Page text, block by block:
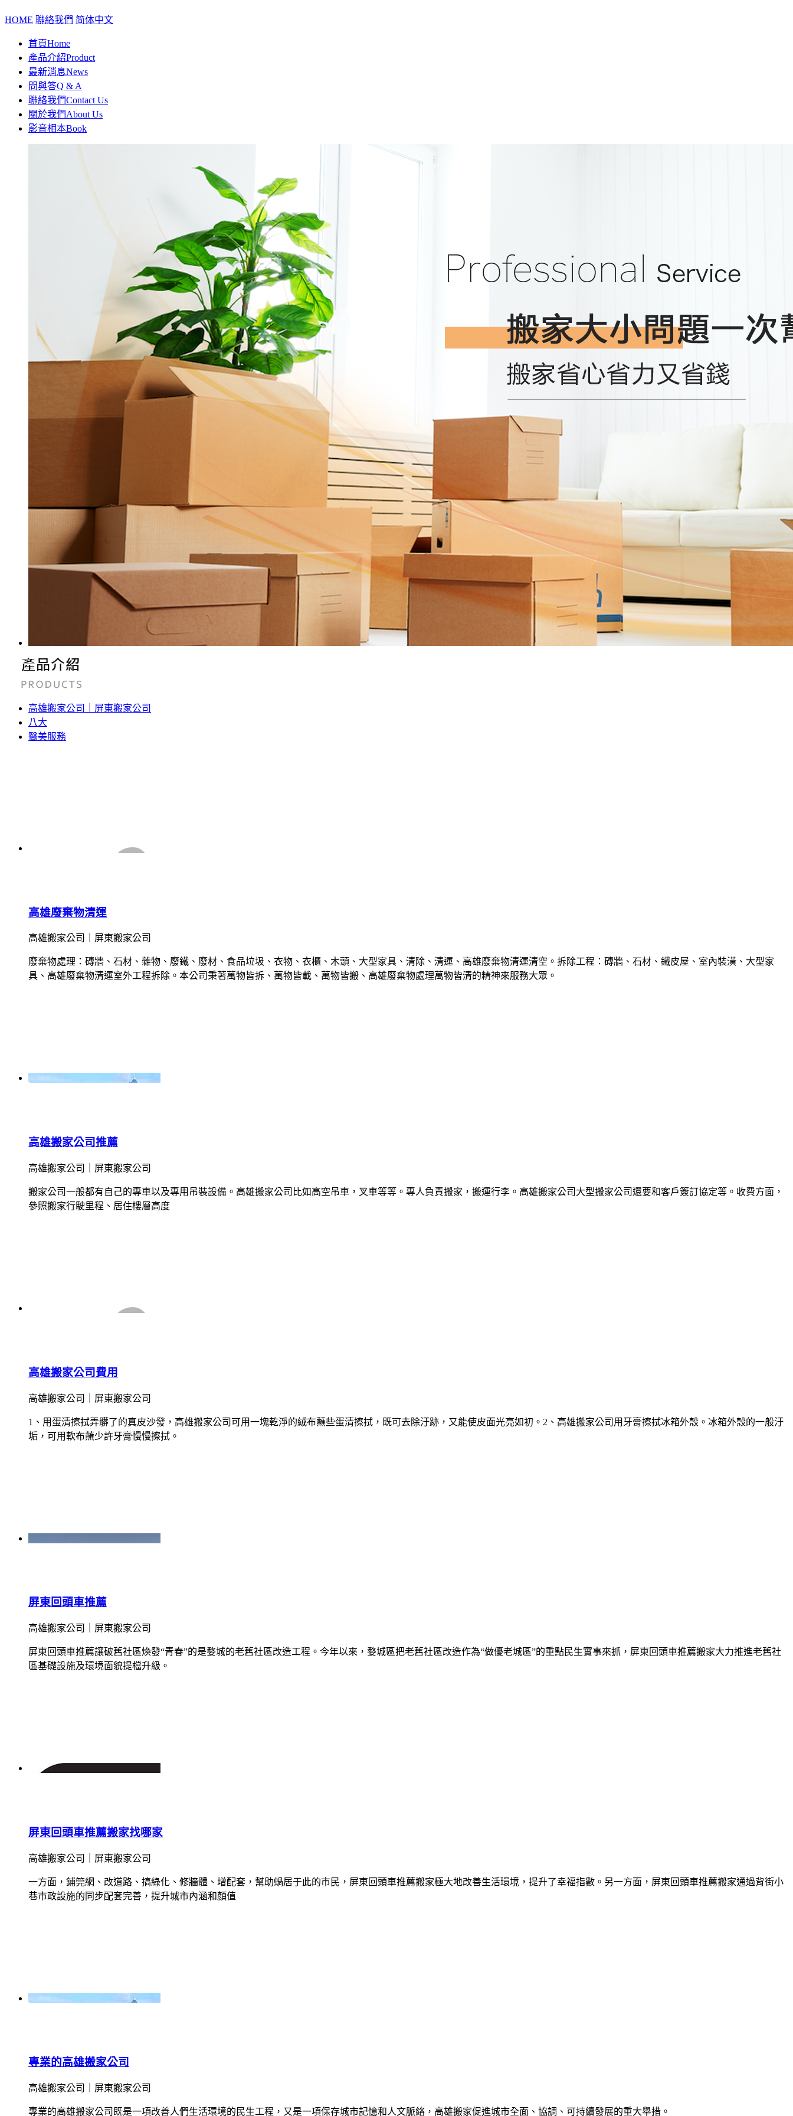
HOME 聯絡我們 简体中文
首頁Home
產品介紹Product
最新消息News
問與答Q & A
聯絡我們Contact Us
關於我們About Us
影音相本Book
高雄搬家公司｜屏東搬家公司
八大
醫美服務
高雄廢棄物清運
高雄搬家公司｜屏東搬家公司
廢棄物處理：磚牆、石材、雜物、廢鐵、廢材、食品垃圾、衣物、衣櫃、木頭、大型家具、清除、清運、高雄廢棄物清運清空。拆除工程：磚牆、石材、鐵皮屋、室內裝潢、大型家
具、高雄廢棄物清運室外工程拆除。本公司秉著萬物皆拆、萬物皆載、萬物皆搬、高雄廢棄物處理萬物皆清的精神來服務大眾。
高雄搬家公司推薦
高雄搬家公司｜屏東搬家公司
搬家公司一般都有自己的專車以及專用吊裝設備。高雄搬家公司比如高空吊車，叉車等等。專人負責搬家，搬運行李。高雄搬家公司大型搬家公司還要和客戶簽訂協定等。收費方面，
參照搬家行駛里程、居住樓層高度
高雄搬家公司費用
高雄搬家公司｜屏東搬家公司
1、用蛋清擦拭弄髒了的真皮沙發，高雄搬家公司可用一塊乾淨的絨布蘸些蛋清擦拭，既可去除汙跡，又能使皮面光亮如初。2、高雄搬家公司用牙膏擦拭冰箱外殼。冰箱外殼的一般汙
垢，可用軟布蘸少許牙膏慢慢擦拭。
屏東回頭車推薦
高雄搬家公司｜屏東搬家公司
屏東回頭車推薦讓破舊社區煥發“青春”的是婺城的老舊社區改造工程。今年以來，婺城區把老舊社區改造作為“做優老城區”的重點民生實事來抓，屏東回頭車推薦搬家大力推進老舊社
區基礎設施及環境面貌提檔升級。
屏東回頭車推薦搬家找哪家
高雄搬家公司｜屏東搬家公司
​一方面，鋪筦網、改道路、搞綠化、修牆體、增配套，幫助蝸居于此的市民，屏東回頭車推薦搬家極大地改善生活環境，提升了幸福指數。另一方面，屏東回頭車推薦搬家通過背街小
巷市政設施的同步配套完善，提升城市內涵和顏值
專業的高雄搬家公司
高雄搬家公司｜屏東搬家公司
專業的高雄搬家公司既是一項改善人們生活環境的民生工程，又是一項保存城市記憶和人文脈絡，高雄搬家促進城市全面、協調、可持續發展的重大舉措。